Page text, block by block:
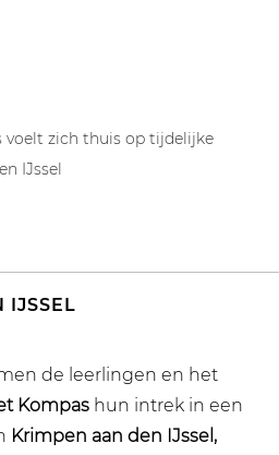
voelt zich thuis op tijdelijke
IJssel
de leerlingen en het
Kompas hun intrek in een
Krimpen aan den IJssel,
IJSSEL